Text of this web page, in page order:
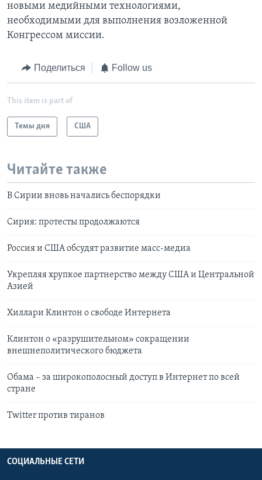
новыми медийными технологиями,
необходимыми для выполнения возложенной
Конгрессом миссии.
Поделиться Follow us
This item is part of
Темы дня США
Читайте также
В Сирии вновь начались беспорядки
Сирия: протесты продолжаются
Россия и США обсудят развитие масс-медиа
Укрепляя хрупкое партнерство между США и Центральной
Азией
Хиллари Клинтон о свободе Интернета
Клинтон о «разрушительном» сокращении
внешнеполитического бюджета
Обама – за широкополосный доступ в Интернет по всей
стране
Twitter против тиранов
СОЦИАЛЬНЫЕ СЕТИ